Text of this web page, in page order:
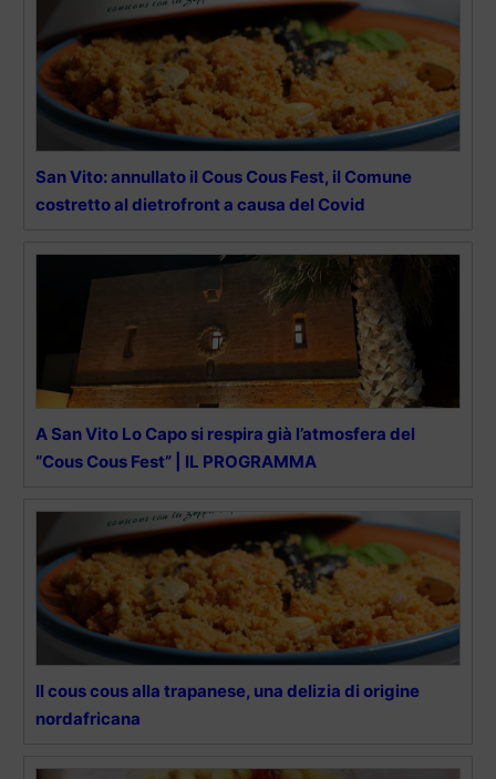
San Vito: annullato il Cous Cous Fest, il Comune
costretto al dietrofront a causa del Covid
A San Vito Lo Capo si respira già l’atmosfera del
“Cous Cous Fest” | IL PROGRAMMA
Il cous cous alla trapanese, una delizia di origine
nordafricana